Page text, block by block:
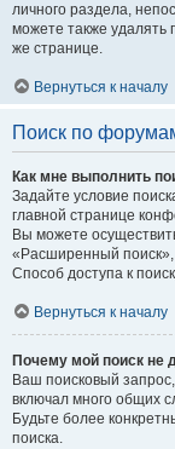
личного раздела,
можете также удалять
же странице.
Вернуться к началу
Поиск по
Как мне выполнить
Задайте условие
главной странице
Вы можете
«Расширенный поиск»,
Способ доступа к
Вернуться к началу
Почему мой поиск не
Ваш поисковый
включал много общих
Будьте более
поиска.